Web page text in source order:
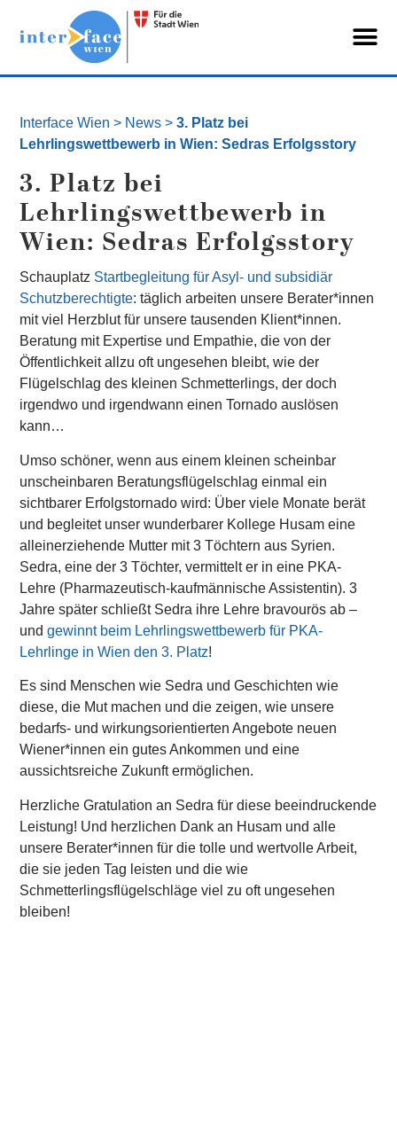
Interface Wien > News >3. Platz bei
Lehrlingswettbewerb in Wien: Sedras Erfolgsstory
3. Platz bei
Lehrlingswettbewerb in
Wien: Sedras Erfolgsstory
Schauplatz Startbegleitung für Asyl- und subsidiär
Schutzberechtigte: täglich arbeiten unsere Berater*innen
mit viel Herzblut für unsere tausenden Klient*innen.
Beratung mit Expertise und Empathie, die von der
Öffentlichkeit allzu oft ungesehen bleibt, wie der
Flügelschlag des kleinen Schmetterlings, der doch
irgendwo und irgendwann einen Tornado auslösen
kann…
Umso schöner, wenn aus einem kleinen scheinbar
unscheinbaren Beratungsflügelschlag einmal ein
sichtbarer Erfolgstornado wird: Über viele Monate berät
und begleitet unser wunderbarer Kollege Husam eine
alleinerziehende Mutter mit 3 Töchtern aus Syrien.
Sedra, eine der 3 Töchter, vermittelt er in eine PKA-
Lehre (Pharmazeutisch-kaufmännische Assistentin). 3
Jahre später schließt Sedra ihre Lehre bravourös ab –
undgewinnt beim Lehrlingswettbewerb für PKA-
Lehrlinge in Wien den 3. Platz!
Es sind Menschen wie Sedra und Geschichten wie
diese, die Mut machen und die zeigen, wie unsere
bedarfs- und wirkungsorientierten Angebote neuen
Wiener*innen ein gutes Ankommen und eine
aussichtsreiche Zukunft ermöglichen.
Herzliche Gratulation an Sedra für diese beeindruckende
Leistung! Und herzlichen Dank an Husam und alle
unsere Berater*innen für die tolle und wertvolle Arbeit,
die sie jeden Tag leisten und die wie
Schmetterlingsflügelschläge viel zu oft ungesehen
bleiben!